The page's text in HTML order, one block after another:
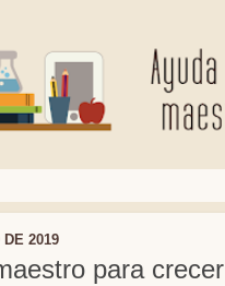
DE 2019
para crecer